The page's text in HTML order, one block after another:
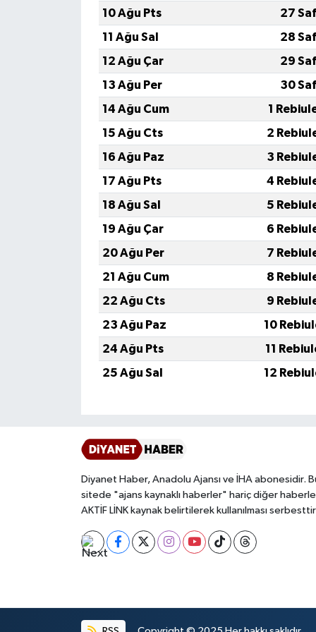
10 Ağu Pts
27
11 Ağu Sal
28
12 Ağu Çar
29
13 Ağu Per
30
14 Ağu Cum
1
15 Ağu Cts
2
16 Ağu Paz
3
17 Ağu Pts
4
18 Ağu Sal
5
19 Ağu Çar
6
20 Ağu Per
7
21 Ağu Cum
8
22 Ağu Cts
9
23 Ağu Paz
10
24 Ağu Pts
11
25 Ağu Sal
12
Diyanet Haber, Anadolu Ajansı ve İHA abonesidir.
sitede "ajans kaynaklı haberler" hariç diğer
AKTİF LİNK kaynak belirtilerek kullanılması
Diyarbakır Müftülüğü
Düzce Müftülüğü
Edirne Müftülüğü
Elazığ Müftülüğü
Erzincan Müftülüğü
Erzurum Müftülüğü
Eskişehir Müftülüğü
Gaziantep Müftülüğü
Giresun Müftülüğü
Gümüşhane Müftülüğü
Hakkari Müftülüğü
Iğdır Müftülüğü
İstanbul Müftülüğü
İzmir Müftülüğü
İhtida Haberleri